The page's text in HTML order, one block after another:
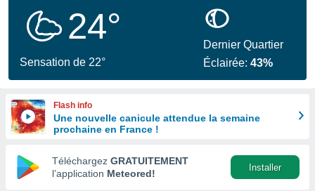
en
24°
Sensation de 22°
Dernier Quartier
Éclairée:43%
Flash info
Une nouvelle canicule attendue la semaine
prochaine en France !
Téléchargez GRATUITEMENT
l’application Meteored!
Installer